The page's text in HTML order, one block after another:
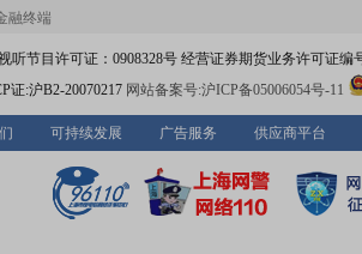
融终端
听节目许可证：0908328号 经营证券期货业务许可证编
证:沪B2-20070217 网站备案号:沪ICP备05006054号-11
可持续发展 广告服务 供应商平台